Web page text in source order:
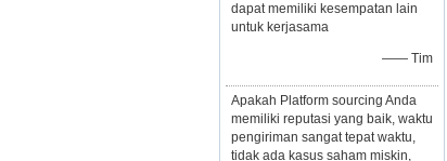
dapat memiliki kesempatan lain
untuk kerjasama
—— Tim
Apakah Platform sourcing Anda
memiliki reputasi yang baik, waktu
pengiriman sangat tepat waktu,
tidak ada kasus saham miskin,